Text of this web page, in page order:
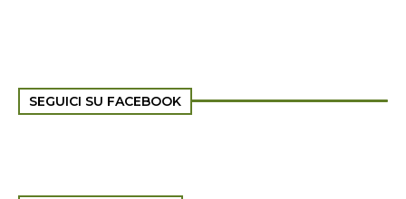
SEGUICI SU FACEBOOK